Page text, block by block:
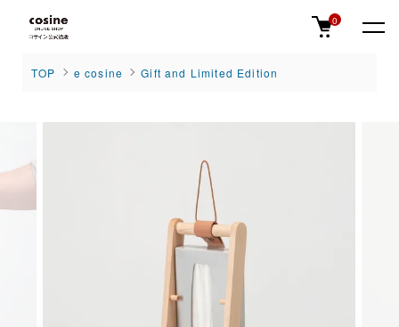
0
TOP e cosine Gift and Limited Edition